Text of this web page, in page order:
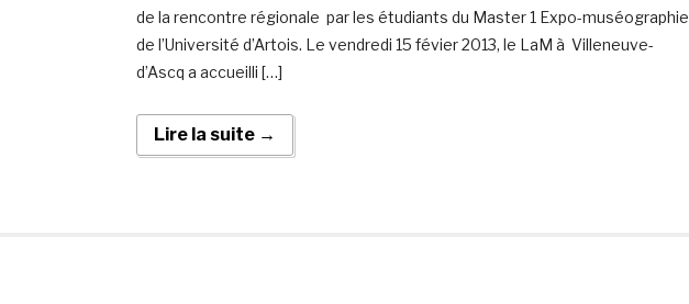
de la rencontre régionale par les étudiants du Master 1 Expo-muséographie
de l’Université d’Artois. Le vendredi 15 févier 2013, le LaM à Villeneuve-
d’Ascq a accueilli […]
Lire la suite →